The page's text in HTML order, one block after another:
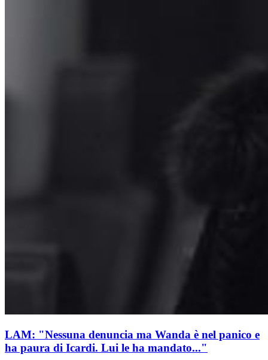
LAM: "Nessuna denuncia ma Wanda è nel panico e
ha paura di Icardi. Lui le ha mandato..."